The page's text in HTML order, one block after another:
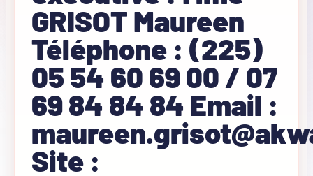
GRISOT Maureen
Téléphone : (225)
05 54 60 69 00 / 07
69 84 84 84 Email :
Site :